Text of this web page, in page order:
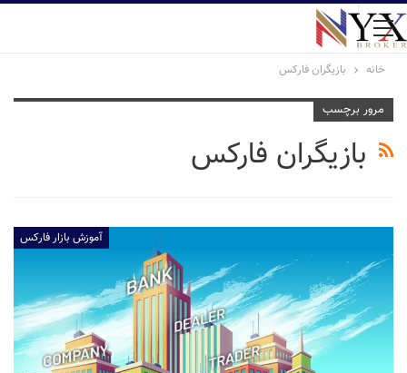
خانه بازیگران فارکس
مرور برچسب
بازیگران فارکس
آموزش بازار فارکس